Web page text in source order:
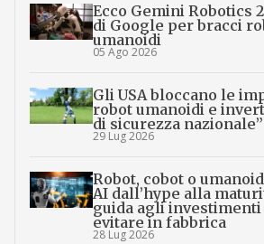
Ecco Gemini Robotics
di Google per bracci
umanoidi
05 Ago 2026
Gli USA bloccano le
robot umanoidi e
di sicurezza nazionale”
29 Lug 2026
Robot, cobot o
AI dall’hype alla
guida agli
evitare in fabbrica
28 Lug 2026